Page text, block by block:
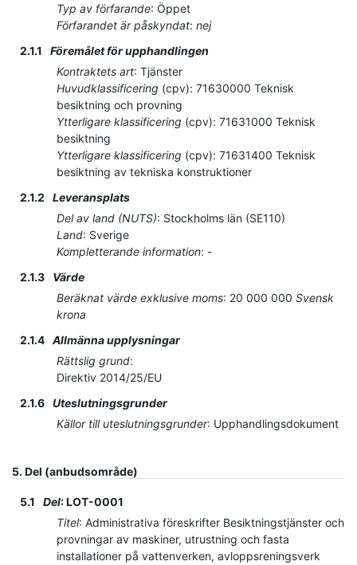
Typ av förfarande: Öppet
Förfarandet är påskyndat: nej
2.1.1
Föremålet för upphandlingen
Kontraktets art: Tjänster
Huvudklassificering (cpv): 71630000 Teknisk
besiktning och provning
Ytterligare klassificering (cpv): 71631000 Teknisk
besiktning
Ytterligare klassificering (cpv): 71631400 Teknisk
besiktning av tekniska konstruktioner
2.1.2
Leveransplats
Del av land (NUTS): Stockholms län (SE110)
Land: Sverige
Kompletterande information: -
2.1.3
Värde
Beräknat värde exklusive moms: 20 000 000 Svensk
krona
2.1.4 Allmänna upplysningar
Rättslig grund:
Direktiv 2014/25/EU
2.1.6 Uteslutningsgrunder
Källor till uteslutningsgrunder: Upphandlingsdokument
5. Del (anbudsområde)
5.1 Del:LOT-0001
Titel: Administrativa föreskrifter Besiktningstjänster och
provningar av maskiner, utrustning och fasta
installationer på vattenverken, avloppsreningsverk